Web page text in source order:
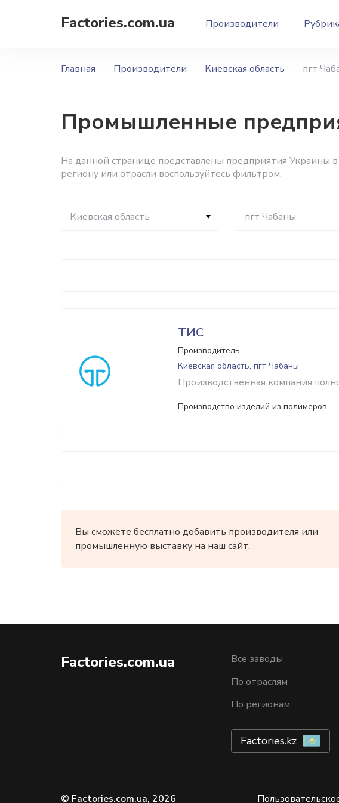
Factories.com.ua Производители
Главная Производители Киевская область пгт
Промышленные
На данной странице представлены предприятия Украины
региону или отрасли воспользуйтесь фильтром.
Киевская область пгт Чабаны
ТИС
Производитель
Киевская область, пгт Чабаны
Производственная компания
Производство изделий из полимеров
Вы сможете бесплатно добавить производителя или
промышленную выставку на наш сайт.
Factories.com.ua
Все заводы
По отраслям
По регионам
Factories.kz
© Factories.com.ua, 2026